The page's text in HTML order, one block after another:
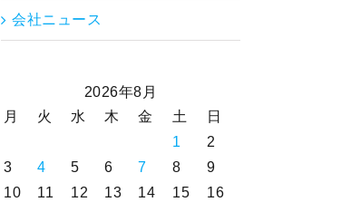
会社ニュース
2026年8月
月
火 水 木 金 土
日
1
2
3
4 5 6 7 8
9
10
11 12 13 14 15
16